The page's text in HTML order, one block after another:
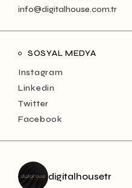
info@digitalhouse.com.tr
SOSYAL MEDYA
Instagram
Linkedin
Twitter
Facebook
digitalhousetr